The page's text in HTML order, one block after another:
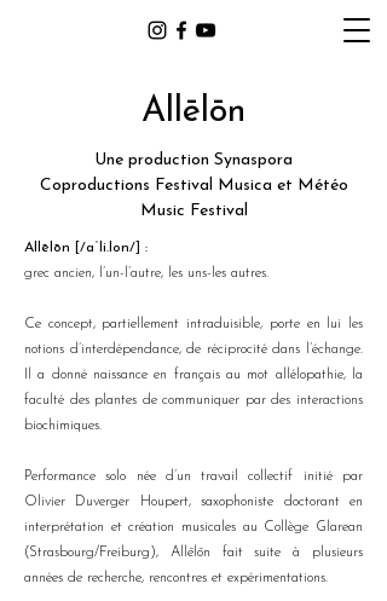
Allēlōn
Une production Synaspora
Coproductions Festival Musica et Météo
Music Festival
Allēlōn [/aˈli.lon/] :
grec ancien, l’un-l’autre, les uns-les autres.
Ce concept, partiellement intraduisible, porte en lui les
notions d’interdépendance, de réciprocité dans l’échange.
Il a donné naissance en français au mot allélopathie, la
faculté des plantes de communiquer par des interactions
biochimiques.
Performance solo née d’un travail collectif initié par
Olivier Duverger Houpert, saxophoniste doctorant en
interprétation et création musicales au Collège Glarean
(Strasbourg/Freiburg), Allēlōn fait suite à plusieurs
années de recherche, rencontres et expérimentations.